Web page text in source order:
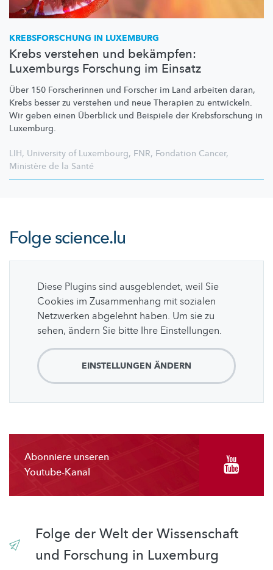
KREBSFORSCHUNG IN LUXEMBURG
Krebs verstehen und bekämpfen:
Luxemburgs Forschung im Einsatz
Über 150 Forscherinnen und Forscher im Land arbeiten daran,
Krebs besser zu verstehen und neue Therapien zu entwickeln.
Wir geben einen Überblick und Beispiele der Krebsforschung in
Luxemburg.
LIH, University of Luxembourg, FNR, Fondation Cancer,
Ministère de la Santé
Folgescience.lu
Diese Plugins sind ausgeblendet, weil Sie
Cookies im Zusammenhang mit sozialen
Netzwerken abgelehnt haben. Um sie zu
sehen, ändern Sie bitte Ihre Einstellungen.
EINSTELLUNGEN ÄNDERN
Abonniere unseren
Youtube-Kanal
Folge der Welt der Wissenschaft
und Forschung in Luxemburg